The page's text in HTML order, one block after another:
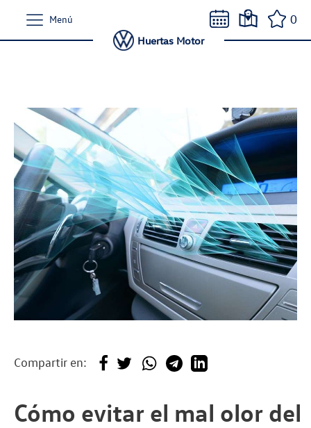
Menú 0
Huertas Motor
Compartir en:
Cómo evitar el mal olor del